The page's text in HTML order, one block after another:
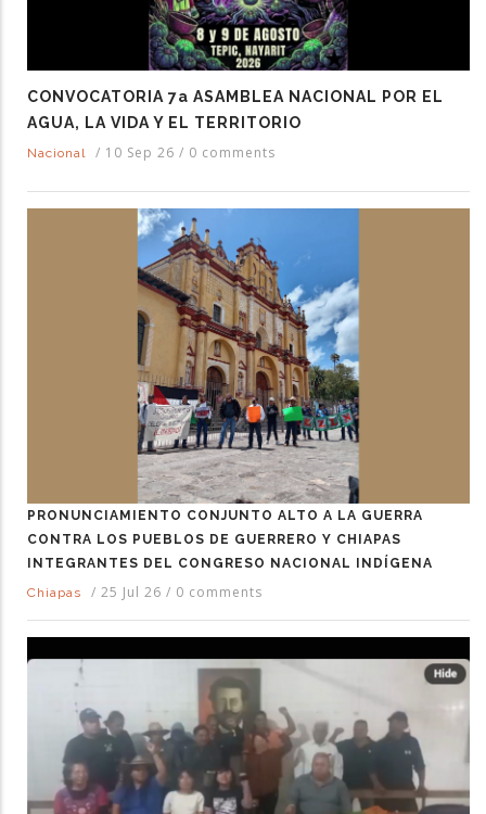
CONVOCATORIA 7a ASAMBLEA NACIONAL POR EL
AGUA, LA VIDA Y EL TERRITORIO
Nacional / 10 Sep 26 / 0 comments
PRONUNCIAMIENTO CONJUNTO ALTO A LA GUERRA
CONTRA LOS PUEBLOS DE GUERRERO Y CHIAPAS
INTEGRANTES DEL CONGRESO NACIONAL INDÍGENA
Chiapas
/ 25 Jul 26 / 0 comments